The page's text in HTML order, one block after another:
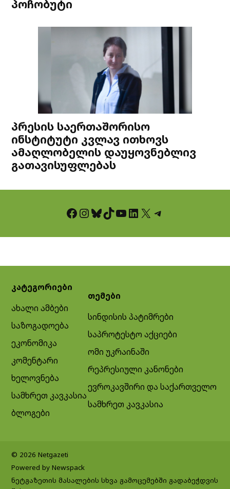
პოჩობუტი
პრესის საერთაშორისო
ინსტიტუტი კვლავ ითხოვს
ამაღლობელის დაუყოვნებლივ
გათავისუფლებას
Facebook InstagramBluesky TikTok YouTube LinkedIn X Telegram
კატეგორიები
ახალი ამბები
საზოგადოება
ეკონომიკა
კომენტარი
ხელოვნება
სამხრეთ კავკასია
ბლოგები
თემები
სინდისის პატიმრები
საპროტესტო აქციები
ომი უკრაინაში
რეპრესიული კანონები
ევროკავშირი და საქართველო
სამხრეთ კავკასია
© 2026 Netgazeti
Powered by Newspack
ნეტგაზეთის მასალების სხვა გამოცემებში გადაბეჭდვის